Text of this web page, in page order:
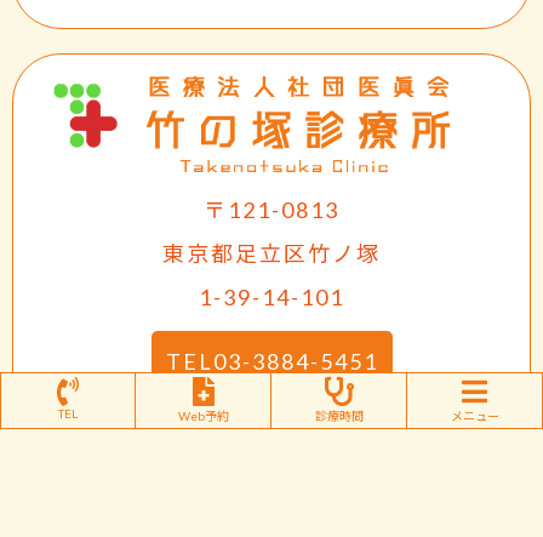
〒121-0813
東京都足立区竹ノ塚
1-39-14-101
TEL03-3884-5451
FAX 03-3884-5453
TEL Web予約 診療時間 メニュー